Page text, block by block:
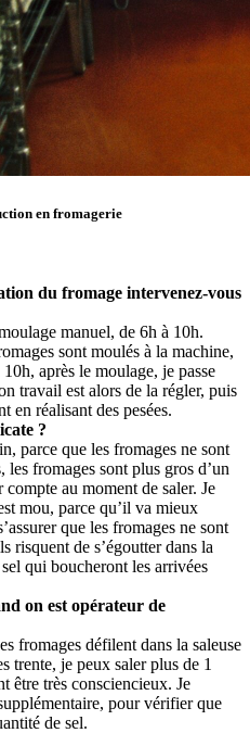
en fromagerie
du fromage intervenez-vous
manuel, de 6h à 10h.
sont moulés à la machine,
après le moulage, je passe
travail est alors de la régler, puis
en réalisant des pesées.
?
parce que les fromages ne sont
fromages sont plus gros d’un
au moment de saler. Je
mou, parce qu’il va mieux
que les fromages ne sont
risquent de s’égoutter dans la
qui boucheront les arrivées
on est opérateur de
fromages défilent dans la saleuse
trente, je peux saler plus de 1
être très consciencieux. Je
pour vérifier que
de sel.